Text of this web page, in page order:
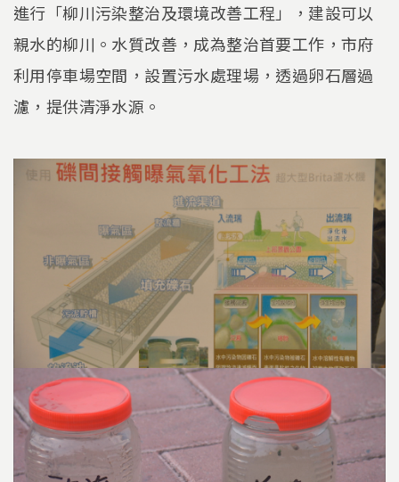
進行「柳川污染整治及環境改善工程」，建設可以
親水的柳川。水質改善，成為整治首要工作，市府
利用停車場空間，設置污水處理場，透過卵石層過
濾，提供清淨水源。